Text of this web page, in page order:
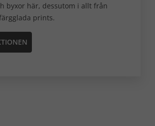
byxor här, dessutom i allt från
prints.